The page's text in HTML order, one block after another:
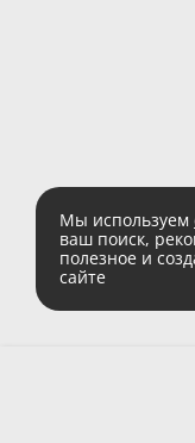
Мы используем
ваш поиск,
полезное и
сайте